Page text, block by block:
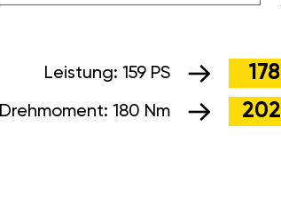
Leistung: 159 PS 178
Drehmoment: 180 Nm 202